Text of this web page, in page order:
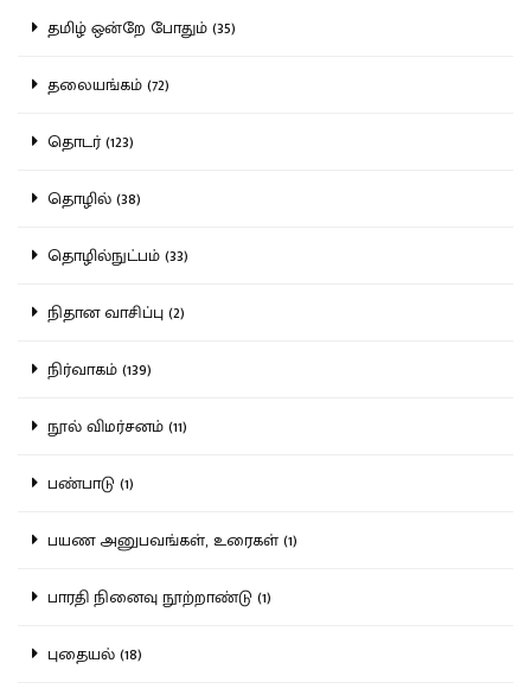
தமிழ் ஒன்றே போதும் (35)
தலையங்கம் (72)
தொடர் (123)
தொழில் (38)
தொழில்நுட்பம் (33)
நிதான வாசிப்பு (2)
நிர்வாகம் (139)
நூல் விமர்சனம் (11)
பண்பாடு (1)
பயண அனுபவங்கள், உரைகள் (1)
பாரதி நினைவு நூற்றாண்டு (1)
புதையல் (18)